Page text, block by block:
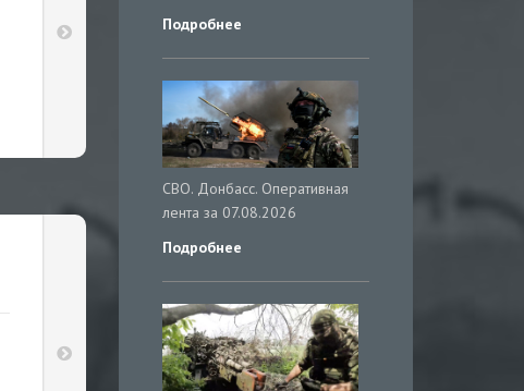
Подробнее
СВО. Донбасс. Оперативная
лента за 07.08.2026
Подробнее